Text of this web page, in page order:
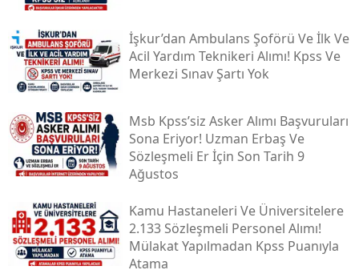
İşkur’dan Ambulans Şoförü Ve İlk Ve
Acil Yardım Teknikeri Alımı! Kpss Ve
Merkezi Sınav Şartı Yok
Msb Kpss’siz Asker Alımı Başvuruları
Sona Eriyor! Uzman Erbaş Ve
Sözleşmeli Er İçin Son Tarih 9
Ağustos
Kamu Hastaneleri Ve Üniversitelere
2.133 Sözleşmeli Personel Alımı!
Mülakat Yapılmadan Kpss Puanıyla
Atama